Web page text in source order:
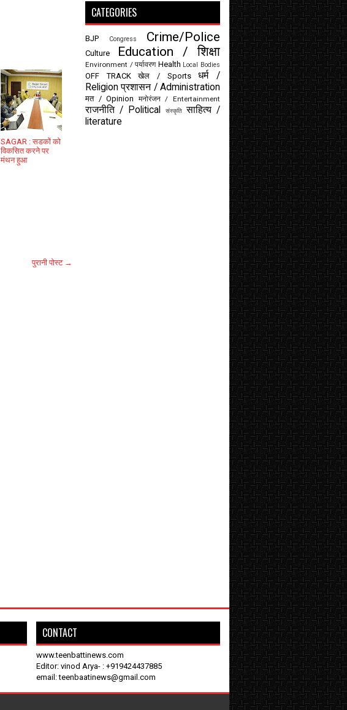
SAGAR : सडकों को
विकसित करने पर
मंथन हुआ
पुरानी पोस्ट →
CATEGORIES
BJP Congress Crime/Police
Culture Education / शिक्षा
Environment / पर्यावरण Health Local Bodies
OFF TRACK खेल / Sports
धर्म /
Religion प्रशासन / Administration
मत / Opinion मनोरंजन / Entertainment
राजनीति / Political संस्कृति साहित्य /
literature
CONTACT
www.teenbattinews.com
Editor: vinod Arya- : +919424437885
email: teenbaatinews@gmail.com